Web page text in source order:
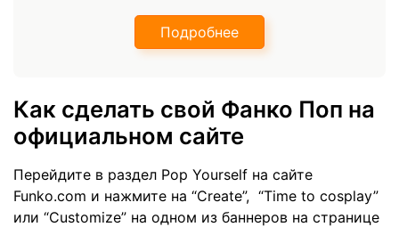
Подробнее
Как сделать свой Фанко Поп на
официальном сайте
Перейдите в раздел Pop Yourself на сайте
Funko.com и нажмите на “Create”, “Time to cosplay”
или “Customize” на одном из баннеров на странице